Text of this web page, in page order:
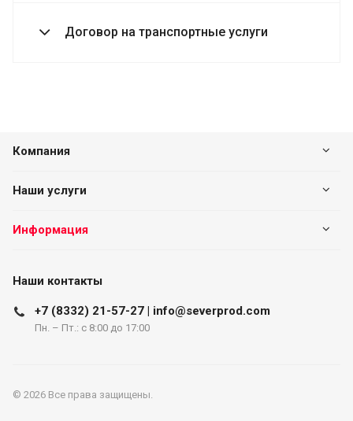
Договор на транспортные услуги
Компания
Наши услуги
Информация
Наши контакты
+7 (8332) 21-57-27 | info@severprod.com
Пн. – Пт.: с 8:00 до 17:00
© 2026 Все права защищены.